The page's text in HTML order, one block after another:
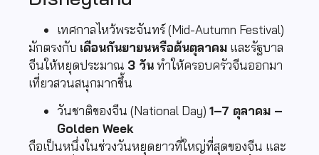
เทศกาลไหว้พระจันทร์ (Mid-Autumn Festival)
มักตรงกับ เดือนกันยายนหรือต้นตุลาคม และรัฐบาล
จีนให้หยุดประมาณ 3 วันทำให้ครอบครัวจีนออกมา
เที่ยวสวนสนุกมากขึ้น
วันชาติของจีน (National Day) 1–7 ตุลาคม –
Golden Week
ถือเป็นหนึ่งในช่วงวันหยุดยาวที่ใหญ่ที่สุดของจีน และ